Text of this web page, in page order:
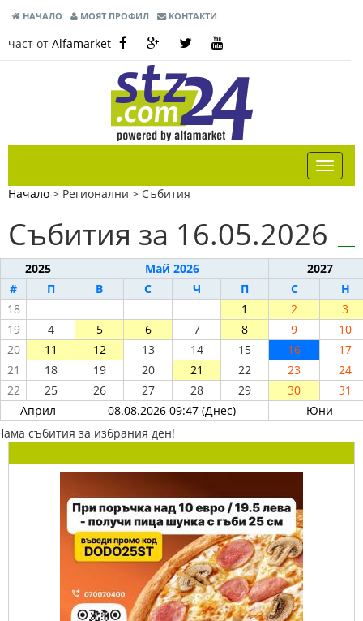
НАЧАЛО МОЯТ ПРОФИЛ КОНТАКТИ
част от Alfamarket
Начало > Регионални > Събития
Събития за 16.05.2026
2025 Май 2026
2027
#
П В С Ч П С
Н
18
1 2
3
19
4 5 6 7 8 9
10
20
11 12 13 14 15 16
17
21
18 19 20 21 22 23
24
22
25 26 27 28 29 30
31
Април
08.08.2026 09:47 (Днес)
Юни
събития за избрания ден!